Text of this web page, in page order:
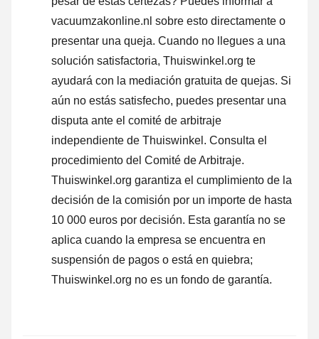
vacuumzakonline.nl sobre esto directamente o
presentar una queja. Cuando no llegues a una
solución satisfactoria, Thuiswinkel.org te
ayudará con la mediación gratuita de quejas. Si
aún no estás satisfecho, puedes presentar una
disputa ante el comité de arbitraje
independiente de Thuiswinkel. Consulta el
procedimiento del Comité de Arbitraje.
Thuiswinkel.org garantiza el cumplimiento de la
decisión de la comisión por un importe de hasta
10 000 euros por decisión. Esta garantía no se
aplica cuando la empresa se encuentra en
suspensión de pagos o está en quiebra;
Thuiswinkel.org no es un fondo de garantía.